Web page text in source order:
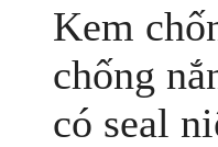
Kem
chống
có seal